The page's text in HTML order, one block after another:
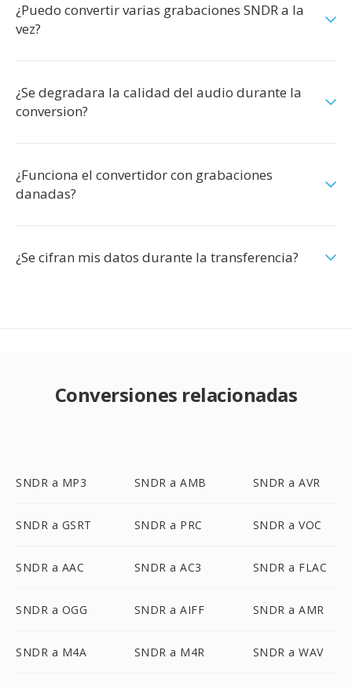
¿Puedo convertir varias grabaciones SNDR a la
vez?
¿Se degradara la calidad del audio durante la
conversion?
¿Funciona el convertidor con grabaciones
danadas?
¿Se cifran mis datos durante la transferencia?
Conversiones relacionadas
SNDR a MP3 SNDR a AMB SNDR a AVR
SNDR a GSRT SNDR a PRC SNDR a VOC
SNDR a AAC SNDR a AC3 SNDR a FLAC
SNDR a OGG SNDR a AIFF SNDR a AMR
SNDR a M4A SNDR a M4R SNDR a WAV